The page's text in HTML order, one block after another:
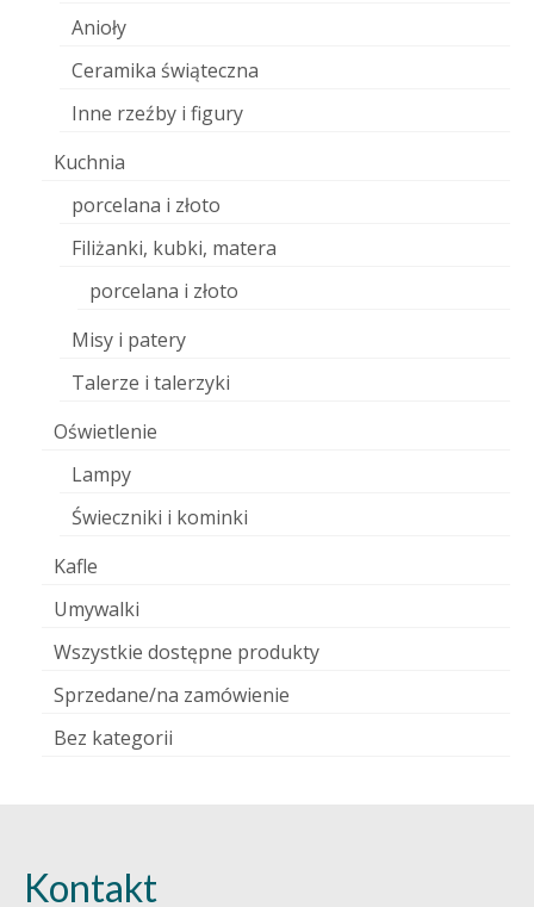
Anioły
Ceramika świąteczna
Inne rzeźby i figury
Kuchnia
porcelana i złoto
Filiżanki, kubki, matera
porcelana i złoto
Misy i patery
Talerze i talerzyki
Oświetlenie
Lampy
Świeczniki i kominki
Kafle
Umywalki
Wszystkie dostępne produkty
Sprzedane/na zamówienie
Bez kategorii
Kontakt